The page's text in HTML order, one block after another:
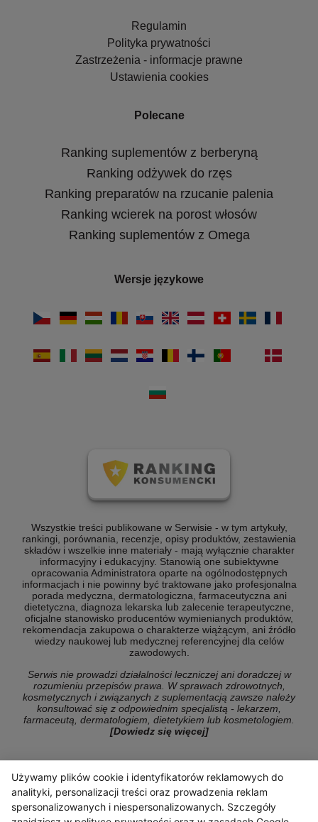
Regulamin
Polityka prywatności
Zastrzeżenia - informacje prawne
Ustawienia cookies
Polecane
Ranking suplementów z berberyną
Ranking odżywek do rzęs
Ranking preparatów na rzucanie palenia
Ranking wcierek na porost włosów
Ranking suplementów z Omega
Wersje językowe
Wszystkie treści publikowane w Serwisie - w tym artykuły,
rankingi, porównania, recenzje, opisy produktów, zestawienia
składów i wszelkie inne materiały - mają wyłącznie charakter
informacyjny i edukacyjny. Stanowią one subiektywne
opracowania Administratora oparte na ogólnodostępnych
informacjach i nie powinny być traktowane jako profesjonalna
porada medyczna, dermatologiczna, farmaceutyczna ani
dietetyczna, diagnoza lekarska lub zalecenie terapeutyczne,
oficjalne stanowisko producentów wymienianych produktów,
rekomendacja zakupowa o charakterze wiążącym, ani źródło
wiedzy naukowej lub medycznej referencyjnej dla celów
zawodowych.
Serwis nie prowadzi działalności leczniczej ani doradczej w
rozumieniu przepisów prawa. W sprawach zdrowotnych,
kosmetycznych i związanych z suplementacją zawsze należy
konsultować się z odpowiednim specjalistą - lekarzem,
farmaceutą, dermatologiem, dietetykiem lub kosmetologiem.
[Dowiedz się więcej]
© Copyright 2026 ranking-konsumencki.pl
Używamy plików cookie i identyfikatorów reklamowych do
analityki, personalizacji treści oraz prowadzenia reklam
spersonalizowanych i niespersonalizowanych. Szczegóły